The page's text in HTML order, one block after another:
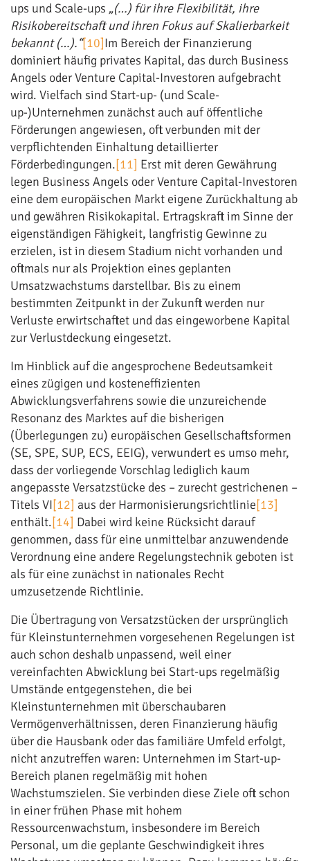
ups und Scale-ups „(…) für ihre Flexibilität, ihre
Risikobereitschaft und ihren Fokus auf Skalierbarkeit
bekannt (…).“[10]Im Bereich der Finanzierung
dominiert häufig privates Kapital, das durch Business
Angels oder Venture Capital-Investoren aufgebracht
wird. Vielfach sind Start-up- (und Scale-
up-)Unternehmen zunächst auch auf öffentliche
Förderungen angewiesen, oft verbunden mit der
verpflichtenden Einhaltung detaillierter
Förderbedingungen.[11] Erst mit deren Gewährung
legen Business Angels oder Venture Capital-Investoren
eine dem europäischen Markt eigene Zurückhaltung ab
und gewähren Risikokapital. Ertragskraft im Sinne der
eigenständigen Fähigkeit, langfristig Gewinne zu
erzielen, ist in diesem Stadium nicht vorhanden und
oftmals nur als Projektion eines geplanten
Umsatzwachstums darstellbar. Bis zu einem
bestimmten Zeitpunkt in der Zukunft werden nur
Verluste erwirtschaftet und das eingeworbene Kapital
zur Verlustdeckung eingesetzt.
Im Hinblick auf die angesprochene Bedeutsamkeit
eines zügigen und kosteneffizienten
Abwicklungsverfahrens sowie die unzureichende
Resonanz des Marktes auf die bisherigen
(Überlegungen zu) europäischen Gesellschaftsformen
(SE, SPE, SUP, ECS, EEIG), verwundert es umso mehr,
dass der vorliegende Vorschlag lediglich kaum
angepasste Versatzstücke des – zurecht gestrichenen –
Titels VI[12] aus der Harmonisierungsrichtlinie[13]
enthält.[14] Dabei wird keine Rücksicht darauf
genommen, dass für eine unmittelbar anzuwendende
Verordnung eine andere Regelungstechnik geboten ist
als für eine zunächst in nationales Recht
umzusetzende Richtlinie.
Die Übertragung von Versatzstücken der ursprünglich
für Kleinstunternehmen vorgesehenen Regelungen ist
auch schon deshalb unpassend, weil einer
vereinfachten Abwicklung bei Start-ups regelmäßig
Umstände entgegenstehen, die bei
Kleinstunternehmen mit überschaubaren
Vermögenverhältnissen, deren Finanzierung häufig
über die Hausbank oder das familiäre Umfeld erfolgt,
nicht anzutreffen waren: Unternehmen im Start-up-
Bereich planen regelmäßig mit hohen
Wachstumszielen. Sie verbinden diese Ziele oft schon
in einer frühen Phase mit hohem
Ressourcenwachstum, insbesondere im Bereich
Personal, um die geplante Geschwindigkeit ihres